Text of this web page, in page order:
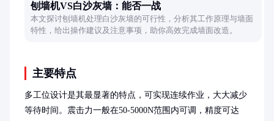
刨墙机VS白沙灰墙：能否一战
本文探讨刨墙机处理白沙灰墙的可行性，分析其工作原理与墙面
特性，给出操作建议及注意事项，助你高效完成墙面改造。
主要特点
多工位设计是其最显著的特点，可实现连续作业，大大减少
等待时间。震击力一般在50-5000N范围内可调，精度可达